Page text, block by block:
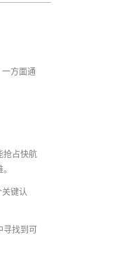
方面通
抢占快航
键认
找到可